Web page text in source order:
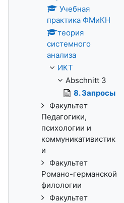
Учебная
практика ФМиКН
теория
системного
анализа
ИКТ
Abschnitt 3
8. Запросы
Факультет
Педагогики,
психологии и
коммуникативистик
и
Факультет
Романо-германской
филологии
Факультет